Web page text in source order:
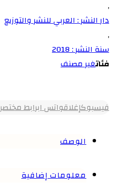
,
دار النشر : العربي للنشر والتوزيع
,
سنة النشر : 2018
فئاتغير مصنف
فيسبوكإغلاقواتس ابرابط مختصر
الوصف
معلومات إضافية